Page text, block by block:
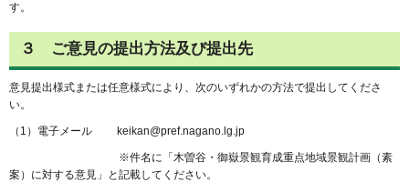
す。
３ ご意見の提出方法及び提出先
意見提出様式または任意様式により、次のいずれかの方法で提出してくださ
い。
（1）電子メール keikan@pref.nagano.lg.jp
※件名に「木曽谷・御嶽景観育成重点地域景観計画（素
案）に対する意見」と記載してください。